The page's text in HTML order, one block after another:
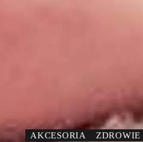
AKCESORIA ZDROWIE